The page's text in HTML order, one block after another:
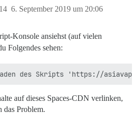
6. September 2019 um 20:06
14
Konsole ansiehst (auf vielen
Folgendes sehen:
auf dieses Spaces-CDN verlinken,
das Problem.